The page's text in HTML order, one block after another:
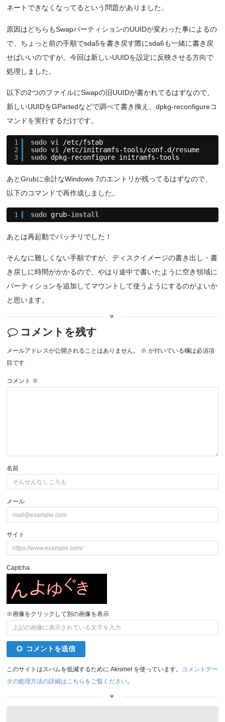
ネートできなくなってるという問題がありました。
原因はどちらもSwapパーティションのUUIDが変わった事によるの
で、ちょっと前の手順でsda5を書き戻す際にsda6も一緒に書き戻
せばいいのですが、今回は新しいUUIDを設定に反映させる方向で
処理しました。
以下の2つのファイルにSwapの旧UUIDが書かれてるはずなので、
新しいUUIDをGPartedなどで調べて書き換え、dpkg-reconfigureコ
マンドを実行するだけです。
1
2
3
sudo vi
/etc/fstab
sudo vi /etc/initramfs-tools/conf.d /resume
sudo dpkg-reconfigure initramfs-tools
あとGrubに余計なWindows 7のエントリが残ってるはずなので、
以下のコマンドで再作成しました。
1 sudo grub-install
あとは再起動でバッチリでした！
そんなに難しくない手順ですが、ディスクイメージの書き出し・書
き戻しに時間がかかるので、やはり途中で書いたように空き領域に
パーティションを追加してマウントして使うようにするのがよいか
と思います。
コメントを残す
メールアドレスが公開されることはありません。 ※ が付いている欄は必須項
目です
コメント ※
名前
メール
サイト
Captcha
※画像をクリックして別の画像を表示
コメントを送信
このサイトはスパムを低減するために Akismet を使っています。
コメントデー
タの処理方法の詳細はこちらをご覧ください。